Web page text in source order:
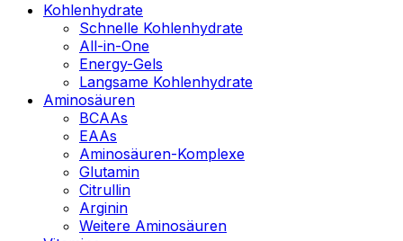
Kohlenhydrate
Schnelle Kohlenhydrate
All-in-One
Energy-Gels
Langsame Kohlenhydrate
Aminosäuren
BCAAs
EAAs
Aminosäuren-Komplexe
Glutamin
Citrullin
Arginin
Weitere Aminosäuren